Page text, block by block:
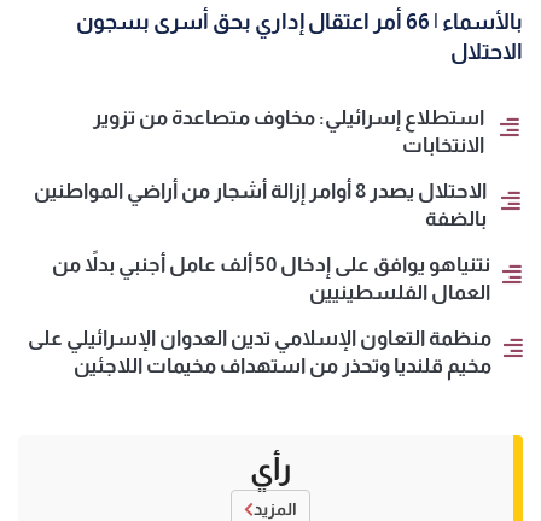
بالأسماء | 66 أمر اعتقال إداري بحق أسرى بسجون
الاحتلال
استطلاع إسرائيلي: مخاوف متصاعدة من تزوير
الانتخابات
الاحتلال يصدر 8 أوامر إزالة أشجار من أراضي المواطنين
بالضفة
نتنياهو يوافق على إدخال 50 ألف عامل أجنبي بدلاً من
العمال الفلسطينيين
منظمة التعاون الإسلامي تدين العدوان الإسرائيلي على
مخيم قلنديا وتحذر من استهداف مخيمات اللاجئين
رأي
المزيد